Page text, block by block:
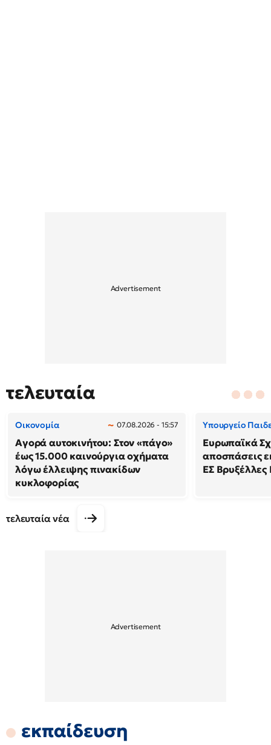
τελευταία
Οικονομία 07.08.2026 - 15:57
Αγορά αυτοκινήτου: Στον «πάγο»
έως 15.000 καινούργια οχήματα
λόγω έλλειψης πινακίδων
κυκλοφορίας
Υπουργείο
Ευρωπαϊκά
αποσπάσεις
ΕΣ Βρυξέλλες
τελευταία νέα
εκπαίδευση